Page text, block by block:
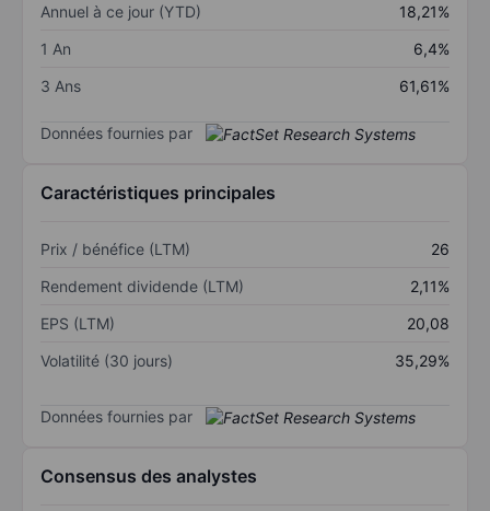
Annuel à ce jour (YTD)
18,21%
1 An
6,4%
3 Ans
61,61%
Données fournies par
Caractéristiques principales
Prix / bénéfice (LTM)
26
Rendement dividende (LTM)
2,11%
EPS (LTM)
20,08
Volatilité (30 jours)
35,29%
Données fournies par
Consensus des analystes